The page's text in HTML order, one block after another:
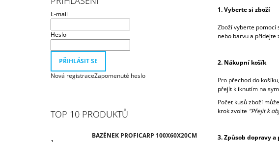
E-mail
Heslo
PŘIHLÁSIT SE
Nová registraceZapomenuté heslo
TOP 10 PRODUKTŮ
BAZÉNEK PROFICARP 100X60X20CM
1. Vyberte si zboží
Zboží vyberte
nebo barvu a přidejte
2. Nákupní košík
Pro přechod do
přejít kliknutím na
Počet kusů zboží
krok zvolte "Přejit k
3. Způsob dopravy
1 790 Kč
1 490 Kč